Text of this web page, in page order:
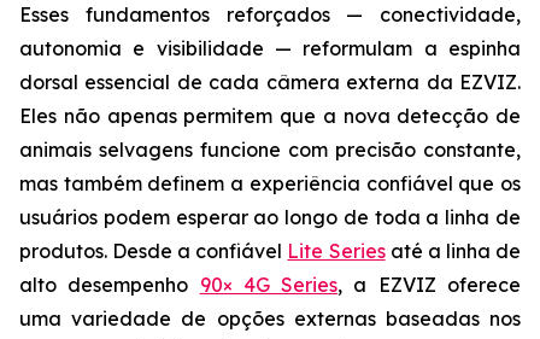
Esses fundamentos reforçados — conectividade,
autonomia e visibilidade — reformulam a espinha
dorsal essencial de cada câmera externa da EZVIZ.
Eles não apenas permitem que a nova detecção de
animais selvagens funcione com precisão constante,
mas também definem a experiência confiável que os
usuários podem esperar ao longo de toda a linha de
produtos. Desde a confiável Lite Seriesaté a linha de
alto desempenho 90× 4G Series, a EZVIZ oferece
uma variedade de opções externas baseadas nos